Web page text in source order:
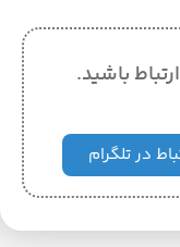
باشید.
در تلگرام